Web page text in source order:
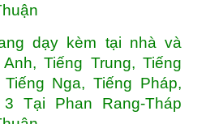
dạy kèm tại nhà và
Tiếng Trung, Tiếng
Nga, Tiếng Pháp,
Tại Phan Rang-Tháp